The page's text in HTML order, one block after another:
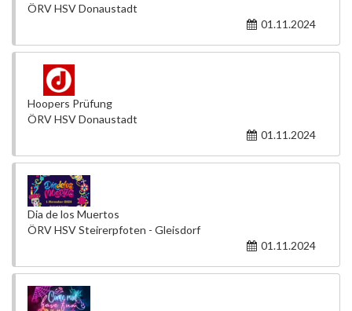
ÖRV HSV Donaustadt
01.11.2024
Hoopers Prüfung
ÖRV HSV Donaustadt
01.11.2024
Dia de los Muertos
ÖRV HSV Steirerpfoten - Gleisdorf
01.11.2024